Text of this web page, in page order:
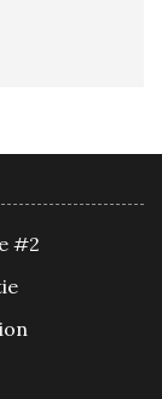
#2